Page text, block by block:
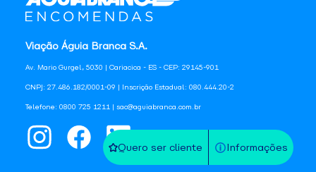
Quero ser cliente Informações
Viação Águia Branca S.A.
Av. Mario Gurgel, 5030 | Cariacica - ES - CEP: 29145-901
CNPJ: 27.486.182/0001-09 | Inscrição Estadual: 080.444.20-2
Telefone: 0800 725 1211 | sac@aguiabranca.com.br